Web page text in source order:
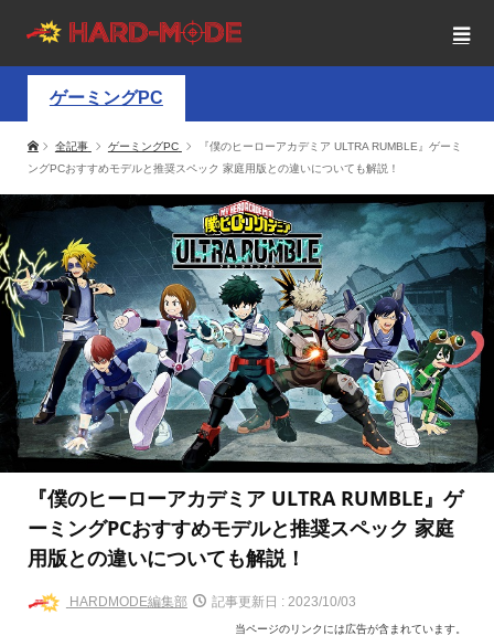
ゲーミングPC
全記事 ゲーミングPC
『僕のヒーローアカデミア ULTRA RUMBLE』ゲーミ
ングPCおすすめモデルと推奨スペック 家庭用版との違いについても解説！
『僕のヒーローアカデミア ULTRA RUMBLE』ゲ
ーミングPCおすすめモデルと推奨スペック 家庭
用版との違いについても解説！
HARDMODE編集部 記事更新日 : 2023/10/03
当ページのリンクには広告が含まれています。